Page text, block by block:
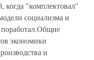
"комплектовал"
социализма и
экономики
и